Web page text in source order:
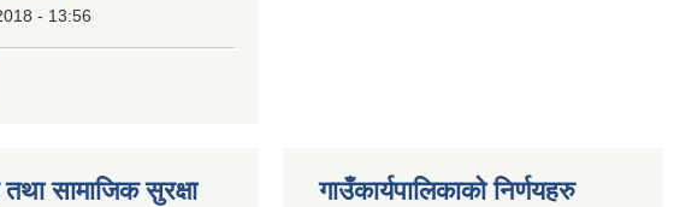
- 13:56
सामाजिक सुरक्षा
गाउँकार्यपालिकाको निर्णयहरु